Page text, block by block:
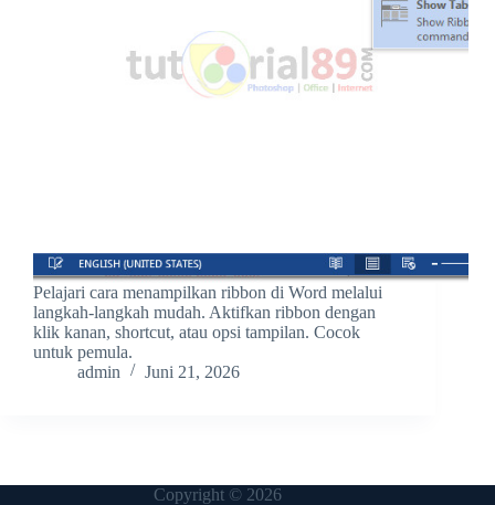
Pelajari cara menampilkan ribbon di Word melalui
langkah-langkah mudah. Aktifkan ribbon dengan
klik kanan, shortcut, atau opsi tampilan. Cocok
untuk pemula.
admin
Juni 21, 2026
Copyright © 2026